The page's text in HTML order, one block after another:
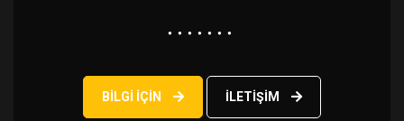
BILGI IÇIN ILETIŞIM